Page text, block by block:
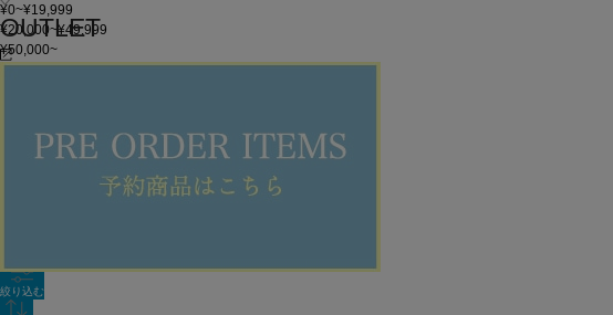
OUTLET
¥0~¥19,999
¥20,000~¥49,999
¥50,000~
在庫
新着順
絞り込む